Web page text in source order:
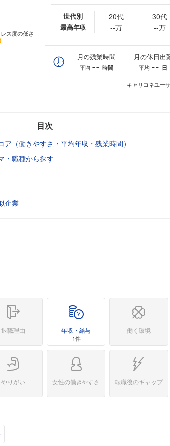
世代別
最高年収
20代
--万
30代
--万
月の残業時間
平均 -- 時間
月の休日出
平均 -- 日
キャリコネユー
目次
ア（働きやすさ・平均年収・残業時間）
・職種から探す
企業
退職理由 年収・給与
1件
働く環境
やりがい 女性の働きやすさ 転職後のギャップ